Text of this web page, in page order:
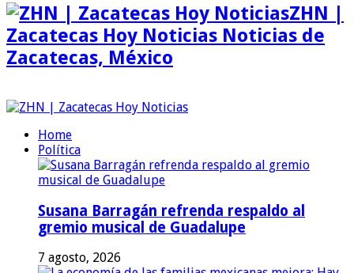
ZHN |
Zacatecas Hoy Noticias Noticias de
Zacatecas, México
Home
Política
Susana Barragán refrenda respaldo al
gremio musical de Guadalupe
7 agosto, 2026